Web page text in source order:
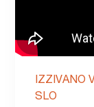
IZZIVANO
SLO